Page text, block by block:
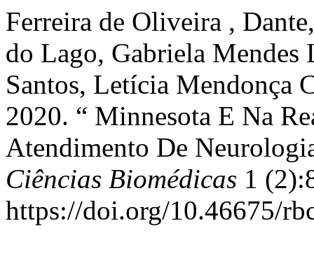
Ferreira de Oliveira ,
do Lago, Gabriela
Santos, Letícia Mendonça
2020. “ Minnesota E Na
Atendimento De
Ciências Biomédicas 1
https://doi.org/10.46675/